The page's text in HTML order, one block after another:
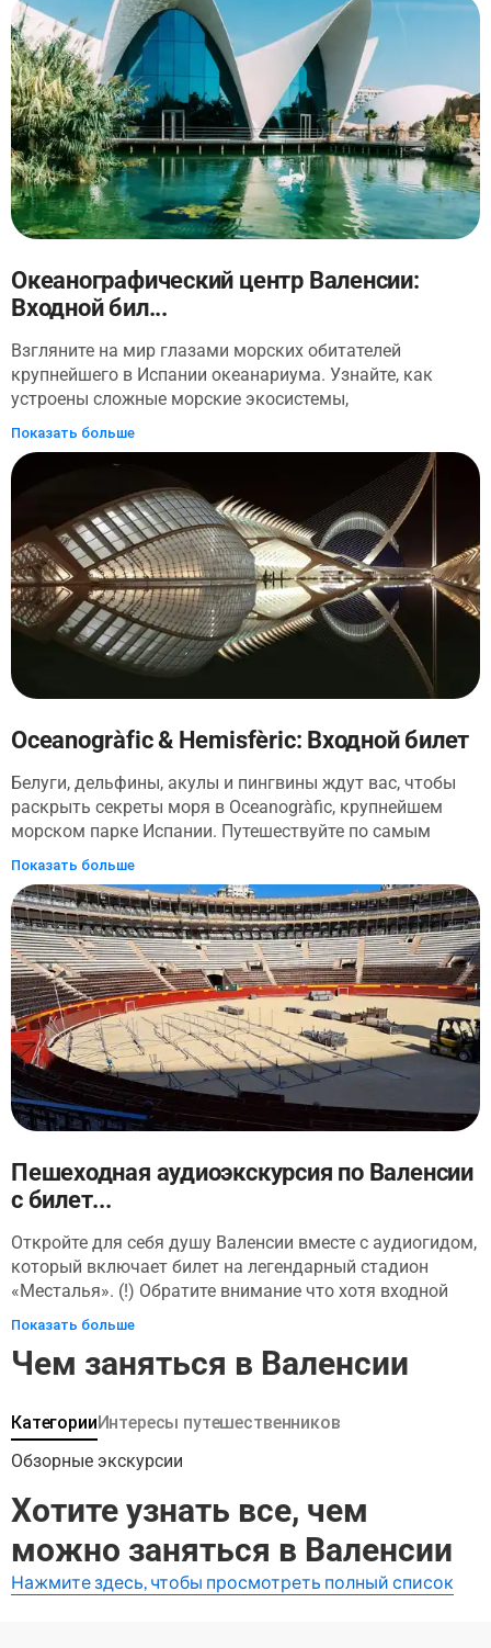
Европе аквариумов, а затем обменяйте трубку и
наденьте лабораторный халат - и отправляйтесь на
орбиту в удивительный Музей науки.
Океанографический центр Валенсии:
Входной бил...
Взгляните на мир глазами морских обитателей
крупнейшего в Испании океанариума. Узнайте, как
устроены сложные морские экосистемы,
воспроизведенные в Океанографическом парке
Валенсии. Забронируйте билет онлайн, чтобы поскорее
встретить дельфинов, крокодилов, пингвинов и акул.
Показать больше
Oceanogràfic & Hemisfèric: Входной билет
Белуги, дельфины, акулы и пингвины ждут вас, чтобы
раскрыть секреты моря в Oceanogràfic, крупнейшем
морском парке Испании. Путешествуйте по самым
важным морским экосистемам Земли, от Арктики до
Канарских островов, и ощутите присутствие акул,
проплывающих рядом с вами, во время путешествия по
самому длинному подводному туннелю в Европе! В
пресноводном озере под открытым небом можно
увидеть множество других удивительных обитателей
водной среды - от фламинго до лягушек, а в четырех
разных бассейнах - живые шоу бутылконосых
дельфинов. В захватывающем здании Hemisfèric вы
поймете, каким должен быть кинематограф! Посетите
IMAX в формате 3D с выбранным вами киносеансом в
знаменитом Городе искусств и наук. Само здание
достопримечательностью: оно построено в форме глаза
и отражается в озере площадью 24 000 кв. м.
Показать больше
Пешеходная аудиоэкскурсия по Валенсии
с билет...
Откройте для себя душу Валенсии вместе с аудиогидом,
который включает билет на легендарный стадион
«Месталья». (!) Обратите внимание что хотя входной
билет на стадион включен в стоимость и доступен в
предоставляется. После самостоятельного посещения
известным достопримечательностям Валенсии вместе с
аудиогидом. Это путешествие идеально подходит для
всех, кто стремится разгадать тайны богатой истории,
Валенсию столь особенной. От любителей футбола до
ценителей готической роскоши — каждый
любознательный путешественник найдет здесь что-то
новое для себя. По пути вы пройдете через сердце
Показать больше
Чем заняться в Валенсии
КатегорииИнтересы путешественников
Обзорные экскурсии
Хотите узнать все, чем
можно заняться в Валенсии
Нажмите здесь, чтобы просмотреть полный список